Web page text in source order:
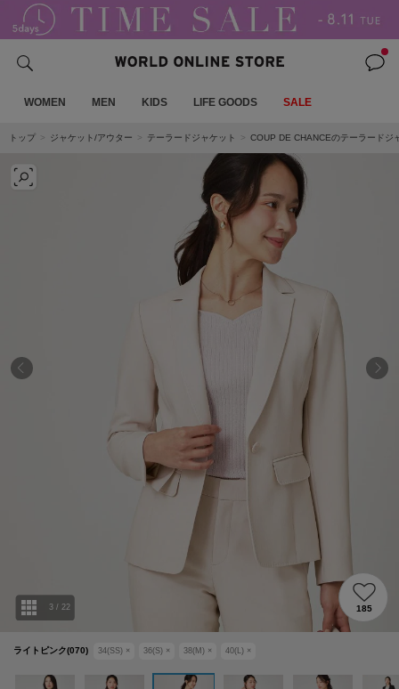
WOMEN MEN KIDS LIFE GOODS SALE
トップ ジャケット/アウター テーラードジャケット COUP DE CHANCEのテーラードジ
ライトピンク(070) 34(SS) × 36(S) × 38(M) × 40(L) ×
3 / 22 185